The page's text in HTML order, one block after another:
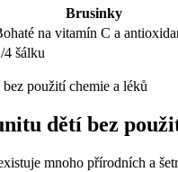
Brusinky
na vitamín C a
4 šálku
dětí bez
mnoho přírodních a